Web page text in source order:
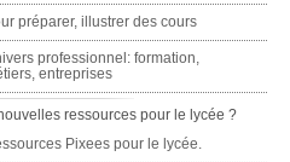
préparer, illustrer des cours
professionnel: formation,
entreprises
ressources pour le lycée ?
Pixees pour le lycée.